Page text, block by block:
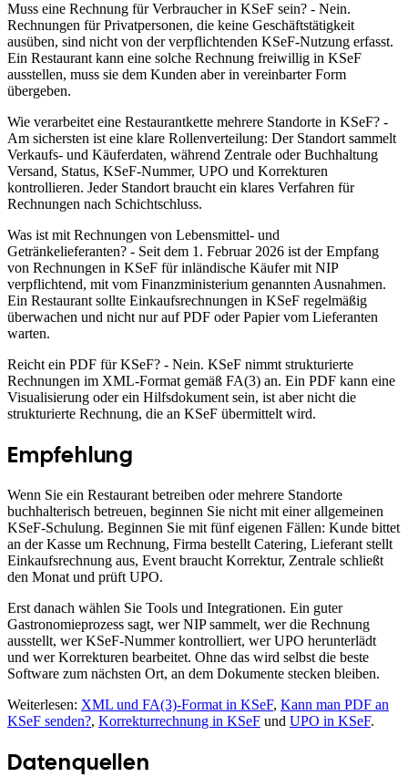
Muss eine Rechnung für Verbraucher in KSeF sein? - Nein.
Rechnungen für Privatpersonen, die keine Geschäftstätigkeit
ausüben, sind nicht von der verpflichtenden KSeF-Nutzung erfasst.
Ein Restaurant kann eine solche Rechnung freiwillig in KSeF
ausstellen, muss sie dem Kunden aber in vereinbarter Form
übergeben.
Wie verarbeitet eine Restaurantkette mehrere Standorte in KSeF? -
Am sichersten ist eine klare Rollenverteilung: Der Standort sammelt
Verkaufs- und Käuferdaten, während Zentrale oder Buchhaltung
Versand, Status, KSeF-Nummer, UPO und Korrekturen
kontrollieren. Jeder Standort braucht ein klares Verfahren für
Rechnungen nach Schichtschluss.
Was ist mit Rechnungen von Lebensmittel- und
Getränkelieferanten? - Seit dem 1. Februar 2026 ist der Empfang
von Rechnungen in KSeF für inländische Käufer mit NIP
verpflichtend, mit vom Finanzministerium genannten Ausnahmen.
Ein Restaurant sollte Einkaufsrechnungen in KSeF regelmäßig
überwachen und nicht nur auf PDF oder Papier vom Lieferanten
warten.
Reicht ein PDF für KSeF? - Nein. KSeF nimmt strukturierte
Rechnungen im XML-Format gemäß FA(3) an. Ein PDF kann eine
Visualisierung oder ein Hilfsdokument sein, ist aber nicht die
strukturierte Rechnung, die an KSeF übermittelt wird.
Empfehlung
Wenn Sie ein Restaurant betreiben oder mehrere Standorte
buchhalterisch betreuen, beginnen Sie nicht mit einer allgemeinen
KSeF-Schulung. Beginnen Sie mit fünf eigenen Fällen: Kunde bittet
an der Kasse um Rechnung, Firma bestellt Catering, Lieferant stellt
Einkaufsrechnung aus, Event braucht Korrektur, Zentrale schließt
den Monat und prüft UPO.
Erst danach wählen Sie Tools und Integrationen. Ein guter
Gastronomieprozess sagt, wer NIP sammelt, wer die Rechnung
ausstellt, wer KSeF-Nummer kontrolliert, wer UPO herunterlädt
und wer Korrekturen bearbeitet. Ohne das wird selbst die beste
Software zum nächsten Ort, an dem Dokumente stecken bleiben.
Weiterlesen: XML und FA(3)-Format in KSeF, Kann man PDF an
KSeF senden?, Korrekturrechnung in KSeF und UPO in KSeF.
Datenquellen